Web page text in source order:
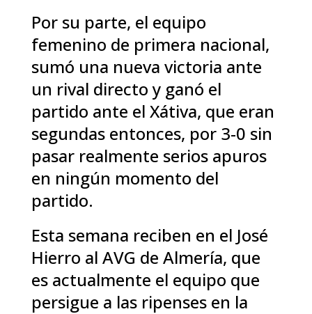
Por su parte, el equipo
femenino de primera nacional,
sumó una nueva victoria ante
un rival directo y ganó el
partido ante el Xátiva, que eran
segundas entonces, por 3-0 sin
pasar realmente serios apuros
en ningún momento del
partido.
Esta semana reciben en el José
Hierro al AVG de Almería, que
es actualmente el equipo que
persigue a las ripenses en la